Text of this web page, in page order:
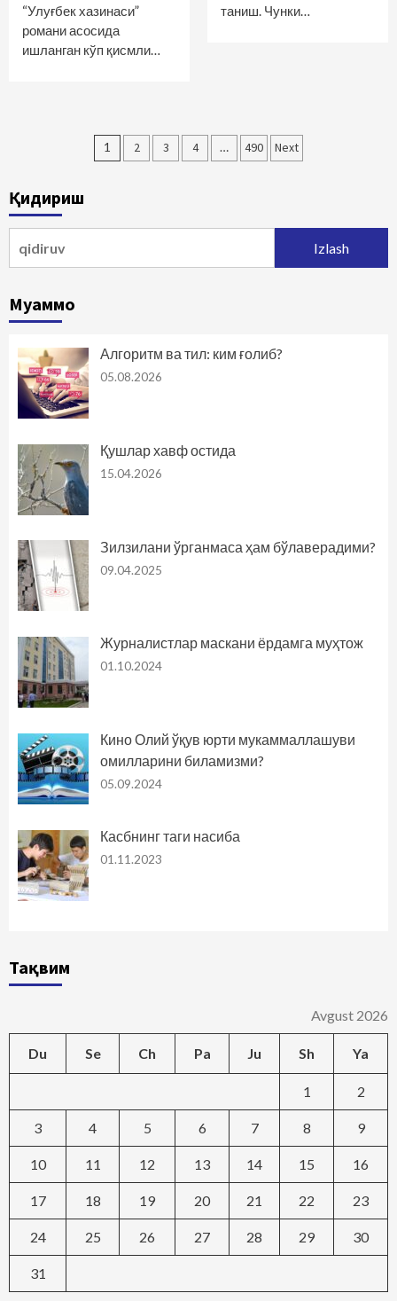
“Улуғбек хазинаси”
романи асосида
ишланган кўп қисмли…
таниш. Чунки…
Maqolalar
1 2 3 4 … 490 Next
Қидириш
Муаммо
Алгоритм ва тил: ким ғолиб?
05.08.2026
Қушлар хавф остида
15.04.2026
Зилзилани ўрганмаса ҳам бўлаверадими?
09.04.2025
Журналистлар маскани ёрдамга муҳтож
01.10.2024
Кино Олий ўқув юрти мукаммаллашуви
омилларини биламизми?
05.09.2024
Касбнинг таги насиба
01.11.2023
Тақвим
Avgust 2026
Du Se Ch Pa Ju Sh Ya
1 2
3 4 5 6 7 8 9
10 11 12 13 14 15 16
17 18 19 20 21 22 23
24 25 26 27 28 29 30
31